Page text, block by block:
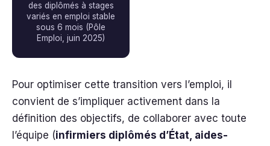
des diplômés à stages
variés en emploi stable
sous 6 mois (Pôle
Emploi, juin 2025)
Pour optimiser cette transition vers l’emploi, il
convient de s’impliquer activement dans la
définition des objectifs, de collaborer avec toute
l’équipe (infirmiers diplômés d’État, aides-